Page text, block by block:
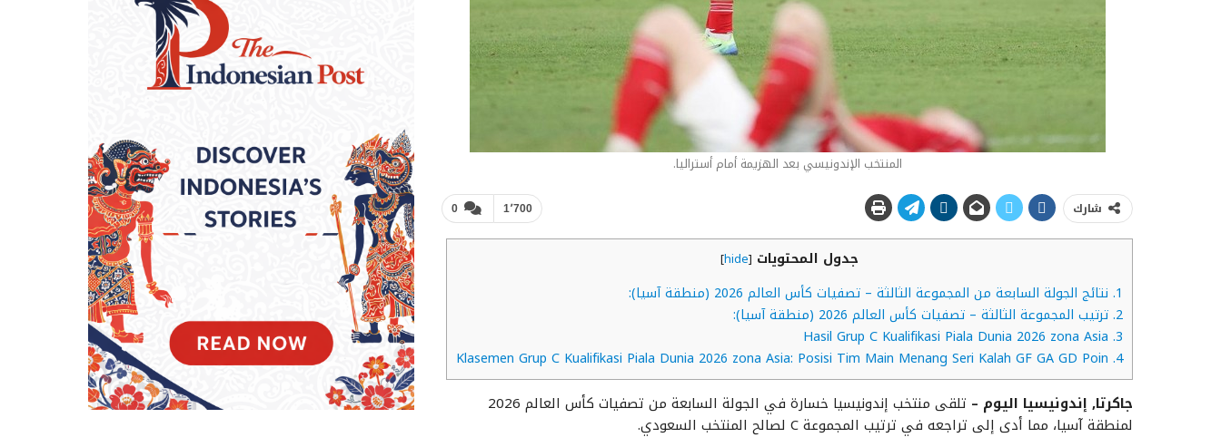
المنتخب الإندونيسي بعد الهزيمة أمام أستراليا.
0 1٬700 شارك
جدول المحتويات [
hide
]
1. نتائج الجولة السابعة من المجموعة الثالثة – تصفيات كأس العالم 2026 (منطقة آسيا):
2. ترتيب المجموعة الثالثة – تصفيات كأس العالم 2026 (منطقة آسيا):
3.
4.
جاكرتا, إندونيسيا اليوم –
تلقى منتخب إندونيسيا خسارة في الجولة السابعة من تصفيات كأس العالم 2026
لمنطقة آسيا، مما أدى إلى تراجعه في ترتيب المجموعة C لصالح المنتخب السعودي.